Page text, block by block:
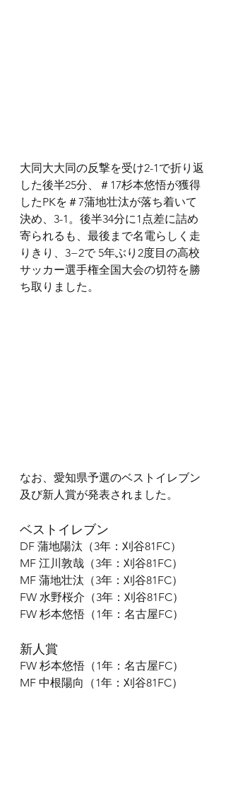
大同大大同の反撃を受け2-1で折り返
した後半25分、＃17杉本悠悟が獲得
したPKを＃7蒲地壮汰が落ち着いて
決め、3-1。後半34分に1点差に詰め
寄られるも、最後まで名電らしく走
りきり、3−2で 5年ぶり2度目の高校
サッカー選手権全国大会の切符を勝
ち取りました。
なお、愛知県予選のベストイレブン
及び新人賞が発表されました。
ベストイレブン
DF 蒲地陽汰（3年：刈谷81FC）
MF 江川敦哉（3年：刈谷81FC）
MF 蒲地壮汰（3年：刈谷81FC）
FW 水野桜介（3年：刈谷81FC）
FW 杉本悠悟（1年：名古屋FC）
新人賞
FW 杉本悠悟（1年：名古屋FC）
MF 中根陽向（1年：刈谷81FC）